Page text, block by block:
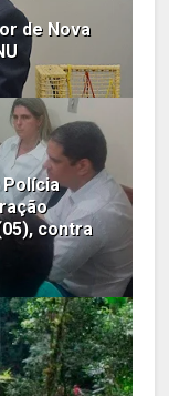
de Nova
Polícia
contra